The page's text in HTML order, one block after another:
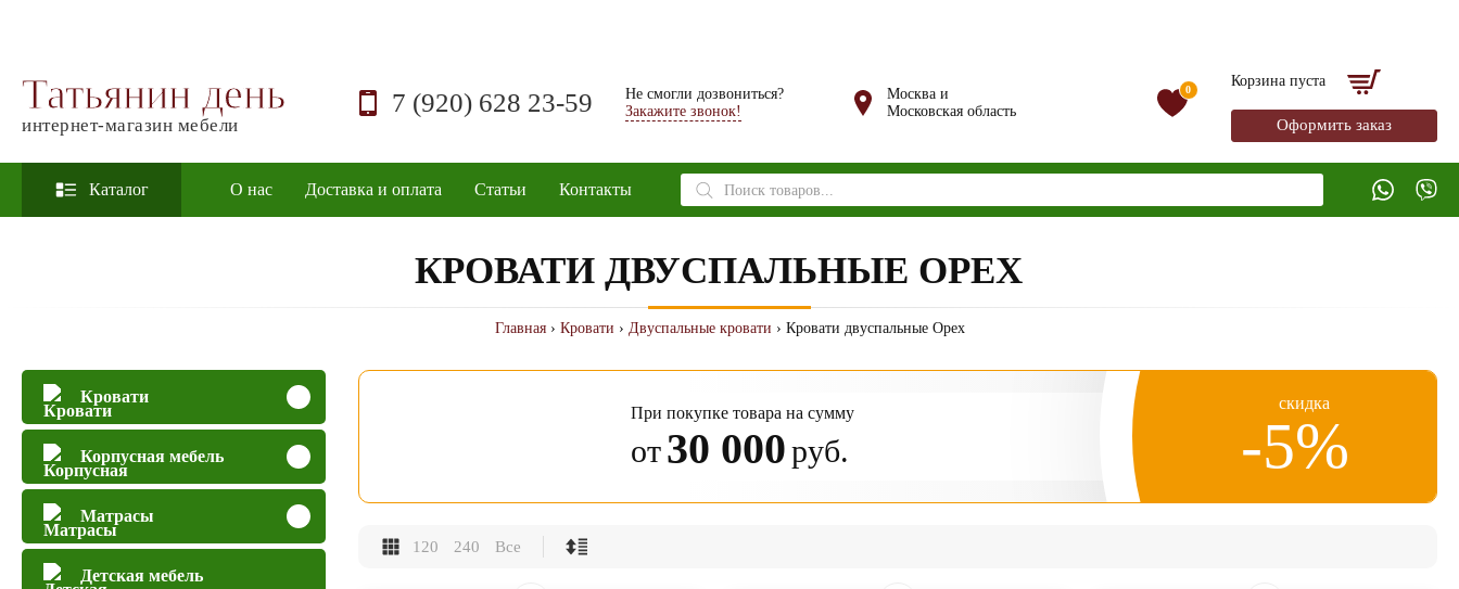
Татьянин день
интернет-магазин мебели
7 (920) 628 23-59
Не смогли дозвониться?
Закажите звонок!
Москва и
Московская область
0
Корзина пуста
Оформить заказ
Каталог О нас Доставка и оплата Статьи Контакты
Поиск
товаров
КРОВАТИ ДВУСПАЛЬНЫЕ ОРЕХ
Главная› Кровати › Двуспальные кровати › Кровати двуспальные Орех
Кровати
Корпусная мебель
Матрасы
Детская мебель
При покупке товара на сумму
от30 000руб.
скидка
-5%
120 240 Все